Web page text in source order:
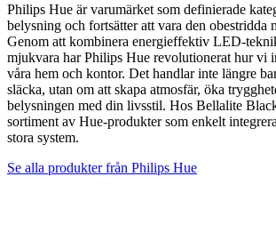
Philips Hue är varumärket som definierade
belysning och fortsätter att vara den obestridda
Genom att kombinera energieffektiv LED-
mjukvara har Philips Hue revolutionerat hur vi
våra hem och kontor. Det handlar inte längre
släcka, utan om att skapa atmosfär, öka
belysningen med din livsstil. Hos Bellalite
sortiment av Hue-produkter som enkelt
stora system.
Se alla produkter från Philips Hue